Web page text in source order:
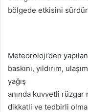
bölgede etkisini
Meteoroloji’den
baskını, yıldırım,
yağış
anında kuvvetli rüzgar
dikkatli ve tedbirli